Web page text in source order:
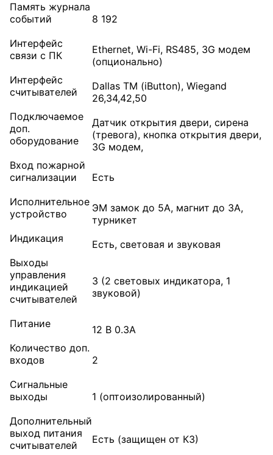
Память журнала
событий
8 192
Интерфейс
связи с ПК
Ethernet, Wi-Fi, RS485, 3G модем
(опционально)
Интерфейс
считывателей
Dallas TM (iButton), Wiegand
26,34,42,50
Подключаемое
доп.
оборудование
Датчик открытия двери, сирена
(тревога), кнопка открытия двери,
3G модем,
Вход пожарной
сигнализации
Есть
Исполнительное
устройство
ЭМ замок до 5А, магнит до 3А,
турникет
Индикация
Есть, световая и звуковая
Выходы
управления
индикацией
считывателей
3 (2 световых индикатора, 1
звуковой)
Питание
12 B 0.3А
Количество доп.
входов
2
Сигнальные
выходы
1 (оптоизолированный)
Дополнительный
выход питания
считывателей
Есть (защищен от КЗ)